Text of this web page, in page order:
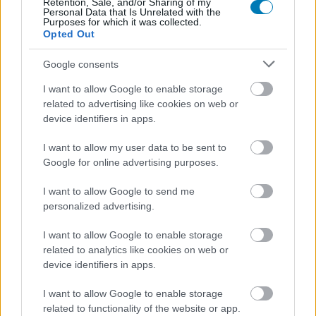
Personal Data that Is Unrelated with the
Purposes for which it was collected.
Opted Out
Google consents
I want to allow Google to enable storage
related to advertising like cookies on web or
device identifiers in apps.
I want to allow my user data to be sent to
Google for online advertising purposes.
I want to allow Google to send me
personalized advertising.
I want to allow Google to enable storage
related to analytics like cookies on web or
device identifiers in apps.
I want to allow Google to enable storage
related to functionality of the website or app.
Tökéletesen eltalálta a The Last
of Us sorozat hangulatát ez a
magyar kisfilm
2023 március 7. 16:08
Az alkotója az HBO új szenzációja előtt
engedett.
21.02%
Már csak egyetlen rész van hátra a Neil Druckmann és
Ramsey főszereplésével készült The Last of Us